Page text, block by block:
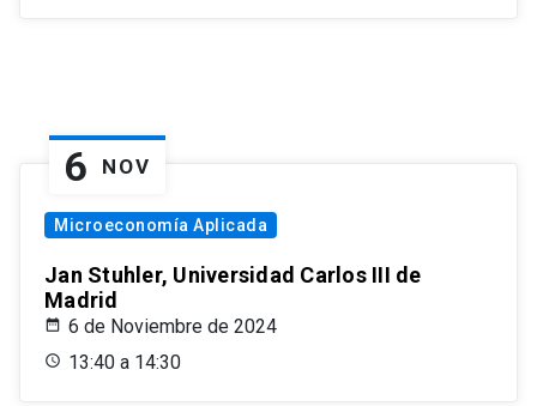
6 NOV
Microeconomía Aplicada
Jan Stuhler, Universidad Carlos III de
Madrid
6 de Noviembre de 2024
13:40 a 14:30